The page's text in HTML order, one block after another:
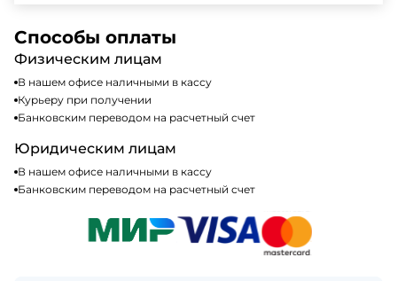
налогообложения, т.е с НДС 20%
Способы оплаты
Физическим лицам
В нашем офисе наличными в кассу
Курьеру при получении
Банковским переводом на расчетный счет
Юридическим лицам
В нашем офисе наличными в кассу
Банковским переводом на расчетный счет